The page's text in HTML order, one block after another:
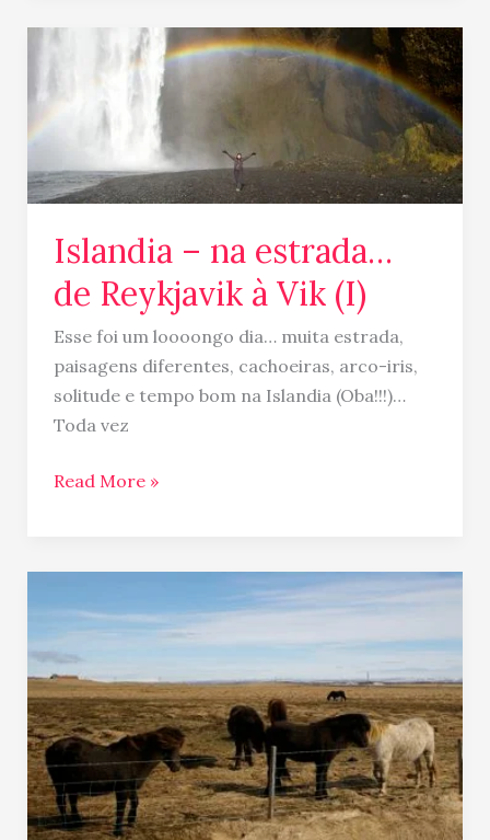
Islandia – na estrada…
de Reykjavik à Vik (I)
Esse foi um loooongo dia… muita estrada,
paisagens diferentes, cachoeiras, arco-iris,
solitude e tempo bom na Islandia (Oba!!!)…
Toda vez
Islandia
na
estrada…
Reykjavik
Vik
(I)
Read More »
cavalos…